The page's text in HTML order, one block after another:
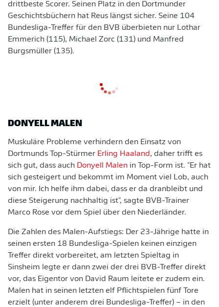
drittbeste Scorer. Seinen Platz in den Dortmunder
Geschichtsbüchern hat Reus längst sicher. Seine 104
Bundesliga-Treffer für den BVB überbieten nur Lothar
Emmerich (115), Michael Zorc (131) und Manfred
Burgsmüller (135).
DONYELL MALEN
Muskuläre Probleme verhindern den Einsatz von
Dortmunds Top-Stürmer Erling Haaland, daher trifft es
sich gut, dass auch Donyell Malen in Top-Form ist. "Er hat
sich gesteigert und bekommt im Moment viel Lob, auch
von mir. Ich helfe ihm dabei, dass er da dranbleibt und
diese Steigerung nachhaltig ist", sagte BVB-Trainer
Marco Rose vor dem Spiel über den Niederländer.
Die Zahlen des Malen-Aufstiegs: Der 23-Jährige hatte in
seinen ersten 18 Bundesliga-Spielen keinen einzigen
Treffer direkt vorbereitet, am letzten Spieltag in
Sinsheim legte er dann zwei der drei BVB-Treffer direkt
vor, das Eigentor von David Raum leitete er zudem ein.
Malen hat in seinen letzten elf Pflichtspielen fünf Tore
erzielt (unter anderem drei Bundesliga-Treffer) – in den